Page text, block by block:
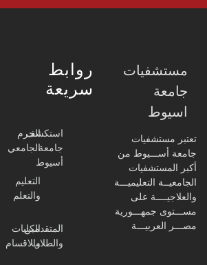
مستشفيات
جامعة
اسيوط
تعتبر مستشفيات
جامعة أســـيوط من
أكبر المستشفيات
الجامعيــة التعليميـــة
والعلاجيــــة على
مســـتوى جمهـــورية
مصـــر العربيـــة
روابط
سريعة
استكشف
جامعة
أسيوط
الحرم
الجامعي
التعليم
والتعلم
المتقدمين
والطلاب
الكليات
والاقسام